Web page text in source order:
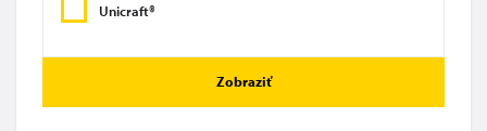
Unicraft®
Zobraziť